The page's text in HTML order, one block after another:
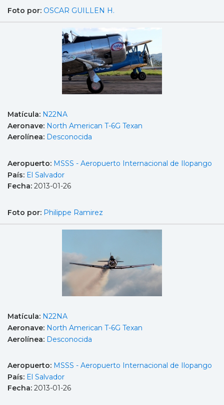
Foto por: OSCAR GUILLEN H.
Matícula: N22NA
Aeronave: North American T-6G Texan
Aerolínea: Desconocida
Aeropuerto: MSSS - Aeropuerto Internacional de Ilopango
País: El Salvador
Fecha: 2013-01-26
Foto por: Philippe Ramirez
Matícula: N22NA
Aeronave: North American T-6G Texan
Aerolínea: Desconocida
Aeropuerto: MSSS - Aeropuerto Internacional de Ilopango
País: El Salvador
Fecha: 2013-01-26